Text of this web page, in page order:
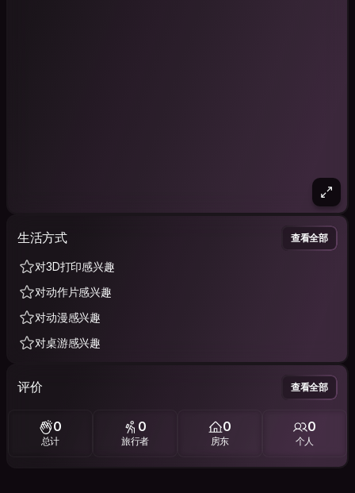
生活方式 查看全部
对3D打印感兴趣
对动作片感兴趣
对动漫感兴趣
对桌游感兴趣
评价 查看全部
0
总计
0
旅行者
0
房东
0
个人